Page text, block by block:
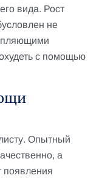
вида. Рост
не
с помощью
Опытный
а
появления